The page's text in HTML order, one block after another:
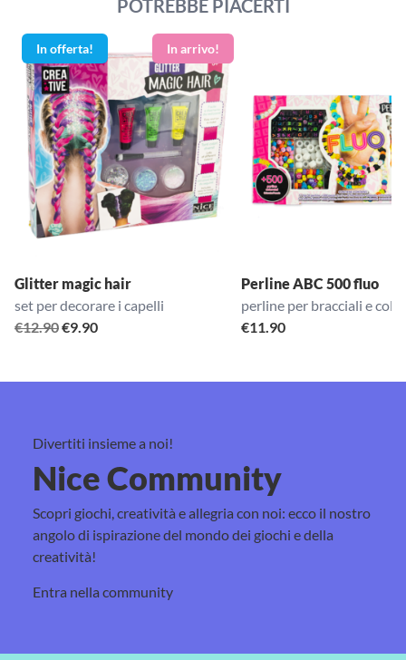
POTREBBE PIACERTI
In offerta!
Glitter magic hair
set per decorare i capelli
€12.90Il
€9.90Il
Perline ABC 500 fluo
perline per bracciali e
€11.90
Divertiti insieme a noi!
Nice Community
Scopri giochi, creatività e allegria con noi: ecco il nostro
angolo di ispirazione del mondo dei giochi e della
creatività!
Entra nella community